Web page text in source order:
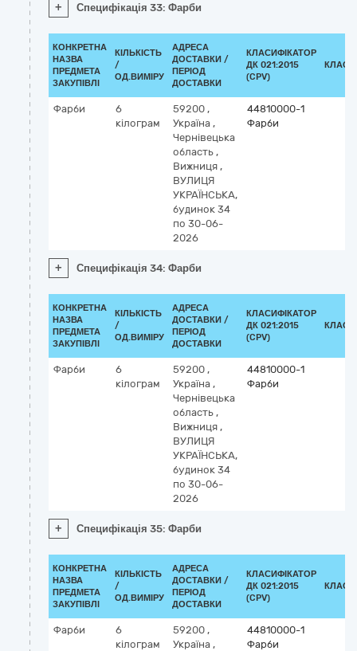
+ Специфікація 33: Фарби
КОНКРЕТНА
НАЗВА
ПРЕДМЕТА
ЗАКУПІВЛІ
КІЛЬКІСТЬ
/
ОД.ВИМІРУ
АДРЕСА
ДОСТАВКИ /
ПЕРІОД
ДОСТАВКИ
КЛАСИФІКАТОР
ДК 021:2015
(CPV)
Фарби
6
кілограм
59200 ,
Україна ,
Чернівецька
область ,
Вижниця ,
ВУЛИЦЯ
УКРАЇНСЬКА,
будинок 34
по 30-06-
2026
44810000-1
Фарби
+ Специфікація 34: Фарби
КОНКРЕТНА
НАЗВА
ПРЕДМЕТА
ЗАКУПІВЛІ
КІЛЬКІСТЬ
/
ОД.ВИМІРУ
АДРЕСА
ДОСТАВКИ /
ПЕРІОД
ДОСТАВКИ
КЛАСИФІКАТОР
ДК 021:2015
(CPV)
Фарби
6
кілограм
59200 ,
Україна ,
Чернівецька
область ,
Вижниця ,
ВУЛИЦЯ
УКРАЇНСЬКА,
будинок 34
по 30-06-
2026
44810000-1
Фарби
+ Специфікація 35: Фарби
КОНКРЕТНА
НАЗВА
ПРЕДМЕТА
ЗАКУПІВЛІ
КІЛЬКІСТЬ
/
ОД.ВИМІРУ
АДРЕСА
ДОСТАВКИ /
ПЕРІОД
ДОСТАВКИ
КЛАСИФІКАТОР
ДК 021:2015
(CPV)
Фарби
6
кілограм
59200 ,
Україна ,
44810000-1
Фарби